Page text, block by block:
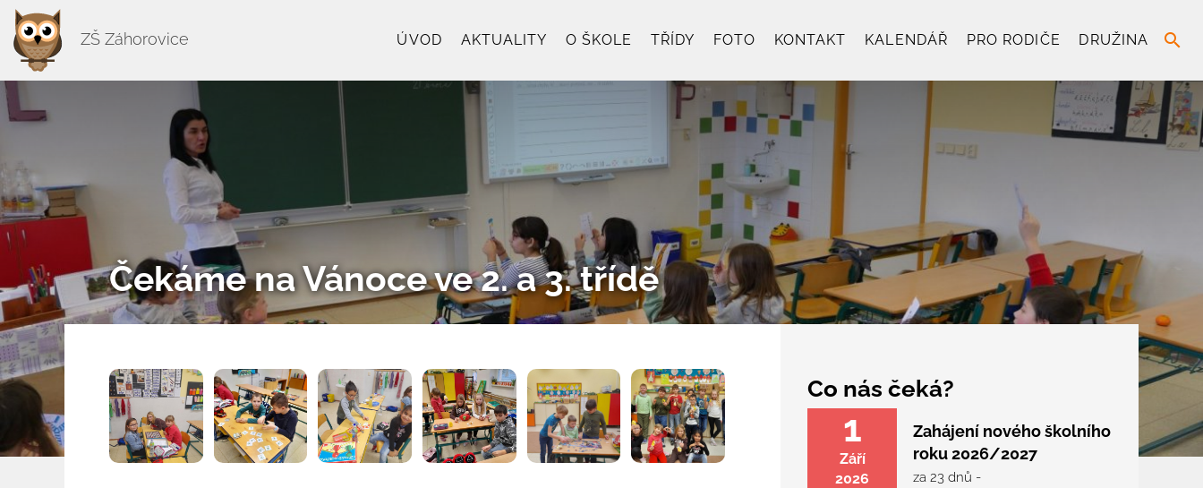
ZŠ Záhorovice ÚVOD AKTUALITY O ŠKOLE TŘÍDY FOTO KONTAKT KALENDÁŘ PRO RODIČE DRUŽINA search
Čekáme na Vánoce ve 2. a 3. třídě
Co nás čeká?
1
Září
2026
Zahájení nového školního
roku 2026/2027
za 23 dnů -